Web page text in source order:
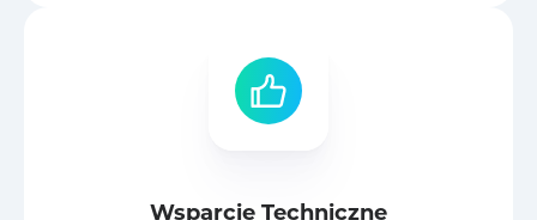
Wsparcie Techniczne